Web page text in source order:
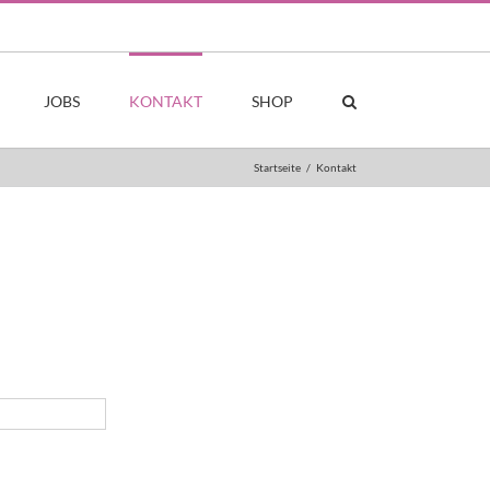
JOBS KONTAKT SHOP
Startseite / Kontakt